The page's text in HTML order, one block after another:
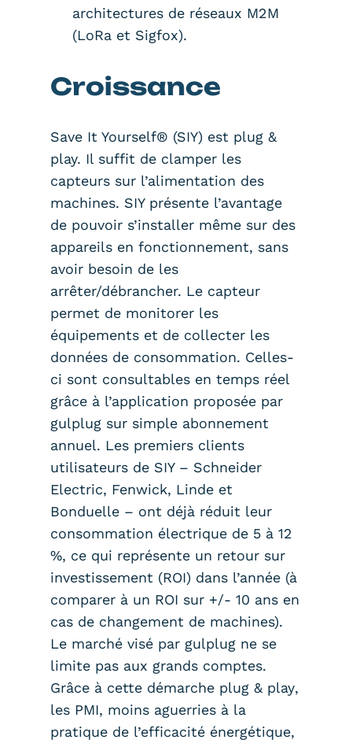
architectures de réseaux M2M
(LoRa et Sigfox).
Croissance
Save It Yourself® (SIY) est plug &
play. Il suffit de clamper les
capteurs sur l’alimentation des
machines. SIY présente l’avantage
de pouvoir s’installer même sur des
appareils en fonctionnement, sans
avoir besoin de les
arrêter/débrancher. Le capteur
permet de monitorer les
équipements et de collecter les
données de consommation. Celles-
ci sont consultables en temps réel
grâce à l’application proposée par
gulplug sur simple abonnement
annuel. Les premiers clients
utilisateurs de SIY – Schneider
Electric, Fenwick, Linde et
Bonduelle – ont déjà réduit leur
consommation électrique de 5 à 12
%, ce qui représente un retour sur
investissement (ROI) dans l’année (à
comparer à un ROI sur +/- 10 ans en
cas de changement de machines).
Le marché visé par gulplug ne se
limite pas aux grands comptes.
Grâce à cette démarche plug & play,
les PMI, moins aguerries à la
pratique de l’efficacité énergétique,